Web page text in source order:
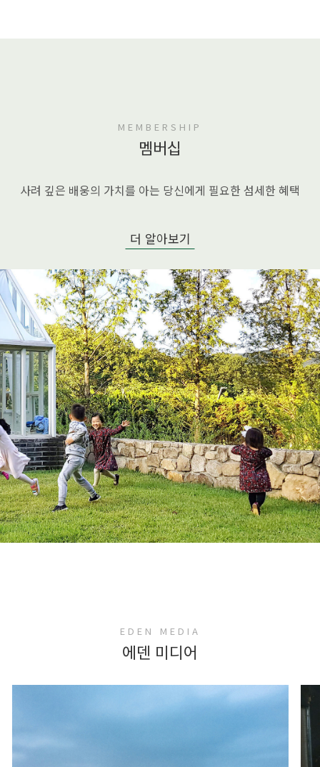
MEMBERSHIP
멤버십
사려 깊은 배웅의 가치를 아는 당신에게 필요한 섬세한 혜택
더 알아보기
EDEN MEDIA
에덴 미디어